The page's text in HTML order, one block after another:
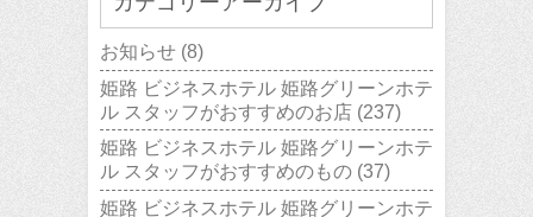
お知らせ (8)
姫路 ビジネスホテル 姫路グリーンホテ
ル スタッフがおすすめのお店 (237)
姫路 ビジネスホテル 姫路グリーンホテ
ル スタッフがおすすめのもの (37)
姫路 ビジネスホテル 姫路グリーンホテ